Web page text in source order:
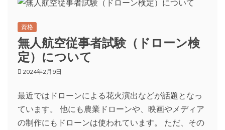
資格
無人航空従事者試験（ドローン検
定）について
2024年2月9日
最近ではドローンによる花火演出などが話題となっ
ています。 他にも農業ドローンや、映画やメディア
の制作にもドローンは使われています。 ただ、その